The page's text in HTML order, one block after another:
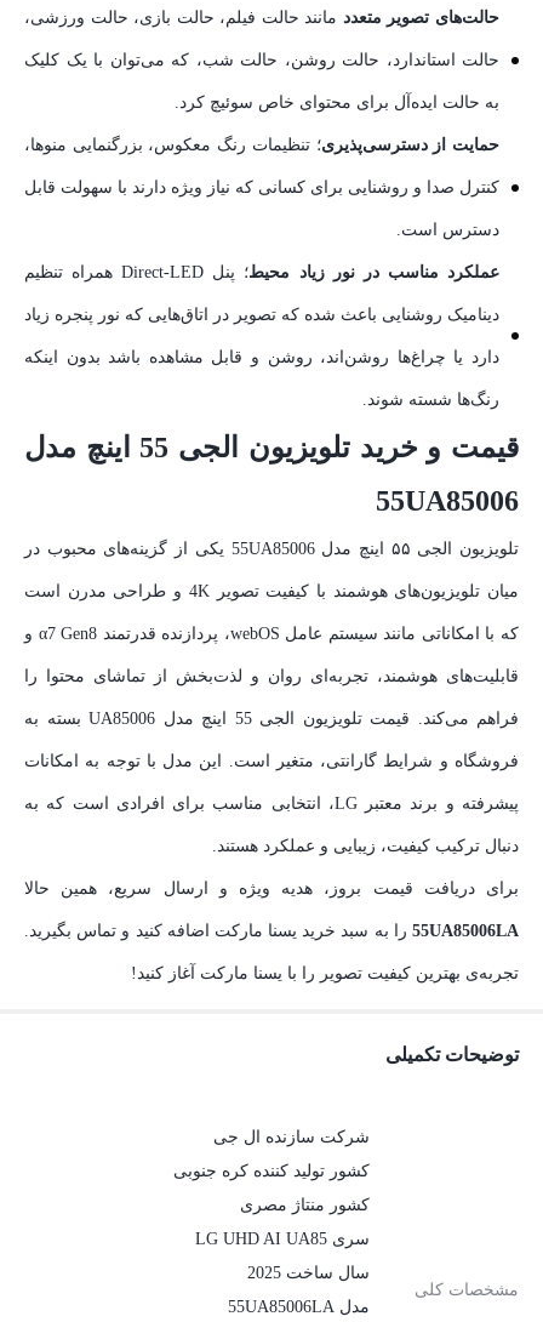
حالت‌های تصویر متعدد مانند حالت فیلم، حالت بازی، حالت ورزشی،
حالت استاندارد، حالت روشن، حالت شب، که می‌توان با یک کلیک
به حالت ایده‌آل برای محتوای خاص سوئیچ کرد.
حمایت از دسترسی‌پذیری؛ تنظیمات رنگ معکوس، بزرگنمایی منوها،
کنترل صدا و روشنایی برای کسانی که نیاز ویژه دارند با سهولت قابل
دسترس است.
عملکرد مناسب در نور زیاد محیط ؛ پنل Direct‑LED همراه تنظیم
دینامیک روشنایی باعث شده که تصویر در اتاق‌هایی که نور پنجره زیاد
دارد یا چراغ‌ها روشن‌اند، روشن و قابل مشاهده باشد بدون اینکه
رنگ‌ها شسته شوند.
قیمت و خرید تلویزیون الجی 55 اینچ مدل
55UA85006
تلویزیون الجی ۵۵ اینچ مدل 55UA85006 یکی از گزینه‌های محبوب در
میان تلویزیون‌های هوشمند با کیفیت تصویر 4K و طراحی مدرن است
که با امکاناتی مانند سیستم عامل webOS، پردازنده قدرتمند α7 Gen8 و
قابلیت‌های هوشمند، تجربه‌ای روان و لذت‌بخش از تماشای محتوا را
فراهم می‌کند. قیمت تلویزیون الجی 55 اینچ مدل UA85006 بسته به
فروشگاه و شرایط گارانتی، متغیر است. این مدل با توجه به امکانات
پیشرفته و برند معتبر LG، انتخابی مناسب برای افرادی است که به
دنبال ترکیب کیفیت، زیبایی و عملکرد هستند.
برای دریافت قیمت بروز، هدیه ویژه و ارسال سریع، همین حالا
55UA85006LA را به سبد خرید یسنا مارکت اضافه کنید و تماس بگیرید.
تجربه‌ی بهترین کیفیت تصویر را با یسنا مارکت آغاز کنید!
توضیحات تکمیلی
مشخصات کلی
شرکت سازنده ال جی
کشور تولید کننده کره جنوبی
کشور منتاژ مصری
سری LG UHD AI UA85
سال ساخت 2025
مدل 55UA85006LA